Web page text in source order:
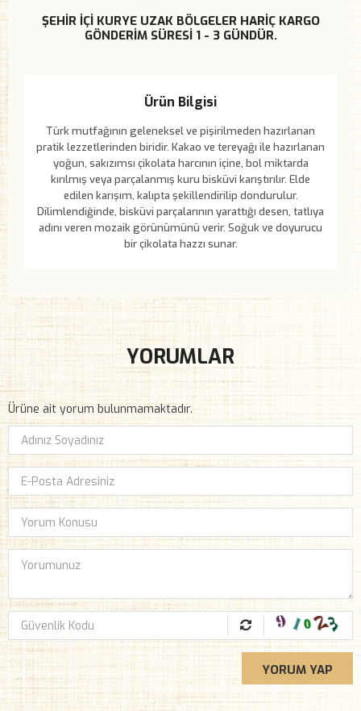
ŞEHİR İÇİ KURYE UZAK BÖLGELER HARİÇ KARGO
GÖNDERİM SÜRESİ 1 - 3 GÜNDÜR.
Ürün Bilgisi
Türk mutfağının geleneksel ve pişirilmeden hazırlanan
pratik lezzetlerinden biridir. Kakao ve tereyağı ile hazırlanan
yoğun, sakızımsı çikolata harcının içine, bol miktarda
kırılmış veya parçalanmış kuru bisküvi karıştırılır. Elde
edilen karışım, kalıpta şekillendirilip dondurulur.
Dilimlendiğinde, bisküvi parçalarının yarattığı desen, tatlıya
adını veren mozaik görünümünü verir. Soğuk ve doyurucu
bir çikolata hazzı sunar.
YORUMLAR
Ürüne ait yorum bulunmamaktadır.
YORUM YAP